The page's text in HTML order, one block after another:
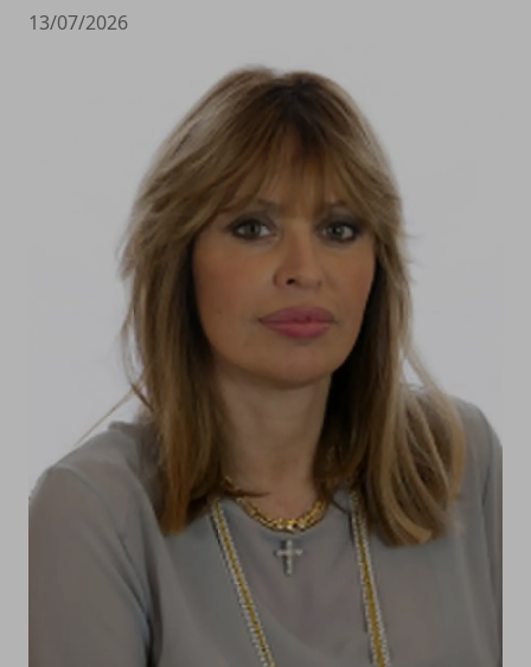
13/07/2026